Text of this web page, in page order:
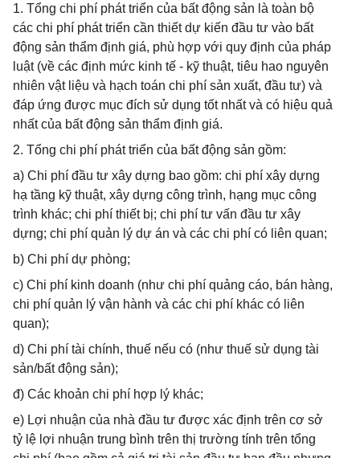
1. Tổng chi phí phát triển của bất động sản là toàn bộ
các chi phí phát triển cần thiết dự kiến đầu tư vào bất
động sản thẩm định giá, phù hợp với quy định của pháp
luật (về các định mức kinh tế - kỹ thuật, tiêu hao nguyên
nhiên vật liệu và hạch toán chi phí sản xuất, đầu tư) và
đáp ứng được mục đích sử dụng tốt nhất và có hiệu quả
nhất của bất động sản thẩm định giá.
2. Tổng chi phí phát triển của bất động sản gồm:
a) Chi phí đầu tư xây dựng bao gồm: chi phí xây dựng
hạ tầng kỹ thuật, xây dựng công trình, hạng mục công
trình khác; chi phí thiết bị; chi phí tư vấn đầu tư xây
dựng; chi phí quản lý dự án và các chi phí có liên quan;
b) Chi phí dự phòng;
c) Chi phí kinh doanh (như chi phí quảng cáo, bán hàng,
chi phí quản lý vận hành và các chi phí khác có liên
quan);
d) Chi phí tài chính, thuế nếu có (như thuế sử dụng tài
sản/bất động sản);
đ) Các khoản chi phí hợp lý khác;
e) Lợi nhuận của nhà đầu tư được xác định trên cơ sở
tỷ lệ lợi nhuận trung bình trên thị trường tính trên tổng